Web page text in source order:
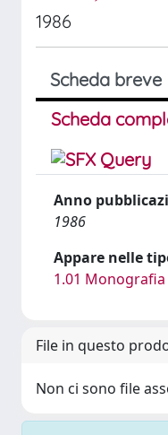
1986
Scheda breve
Scheda
Anno
1986
Appare nelle
1.01
File in questo
Non ci sono file